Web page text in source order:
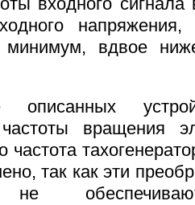
входного сигнала
минимум, вдвое
описанных
вращения
частота
так как эти
не